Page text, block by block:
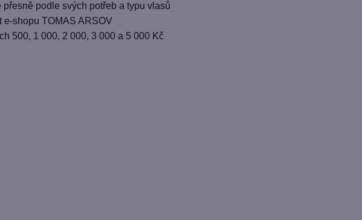
přesně podle svých potřeb a typu vlasů
e-shopu TOMAS ARSOV
500, 1 000, 2 000, 3 000 a 5 000 Kč